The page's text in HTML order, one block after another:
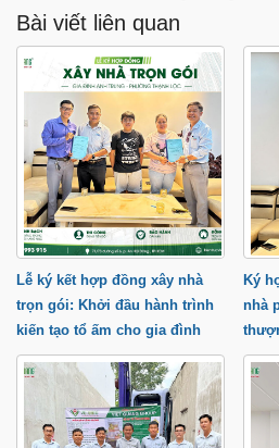
Bài viết liên quan
Lễ ký kết hợp đồng xây nhà
trọn gói: Khởi đầu hành trình
kiến tạo tổ ấm cho gia đình
anh Trung tại phường Thạnh
Lộc
Ký
nhà
anh